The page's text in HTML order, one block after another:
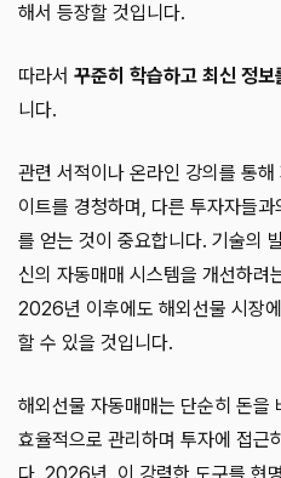
해서 등장할 것입니다.
따라서 꾸준히 학습하고 최신 정보
니다.
관련 서적이나 온라인 강의를 통
이트를 경청하며, 다른 투자자들
를 얻는 것이 중요합니다. 기술의
신의 자동매매 시스템을 개선하려
2026년 이후에도 해외선물 시장
할 수 있을 것입니다.
해외선물 자동매매는 단순히 돈을
효율적으로 관리하며 투자에 접근